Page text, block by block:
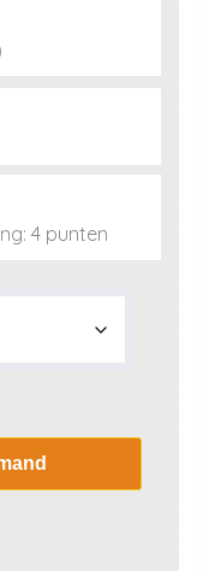
4 punten